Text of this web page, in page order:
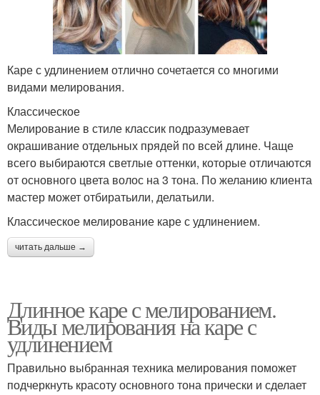
Каре с удлинением отлично сочетается со многими
видами мелирования.
Классическое
Мелирование в стиле классик подразумевает
окрашивание отдельных прядей по всей длине. Чаще
всего выбираются светлые оттенки, которые отличаются
от основного цвета волос на 3 тона. По желанию клиента
мастер может отбиратьили, делатьили.
Классическое мелирование каре с удлинением.
читать дальше →
Длинное каре с мелированием.
Виды мелирования на каре с
удлинением
Правильно выбранная техника мелирования поможет
подчеркнуть красоту основного тона прически и сделает